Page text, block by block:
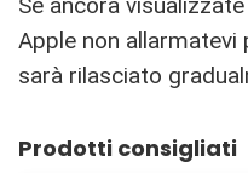
Se ancora
Apple non allarmatevi
sarà rilasciato
Prodotti consigliati